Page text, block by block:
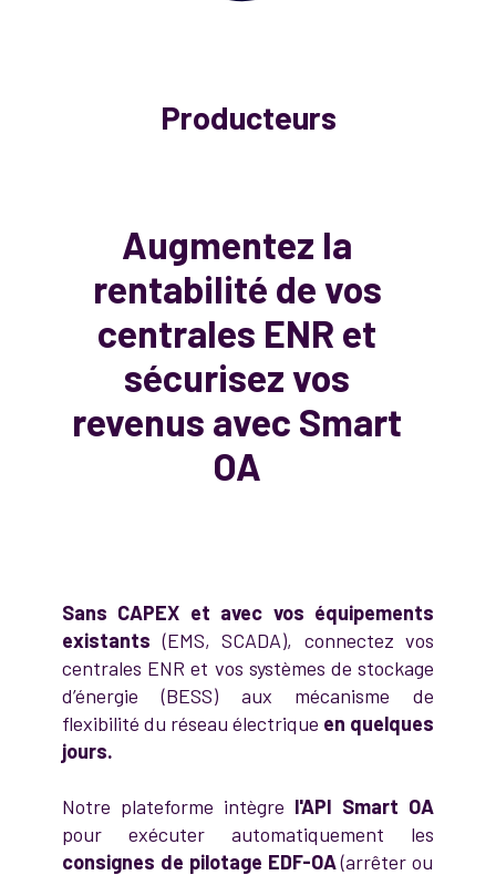
Producteurs
Augmentez la
rentabilité de vos
centrales ENR et
sécurisez vos
revenus avec Smart
OA
Sans CAPEX et avec vos équipements
existants(EMS, SCADA), connectez vos
centrales ENR et vos systèmes de stockage
d’énergie (BESS) aux mécanisme de
flexibilité du réseau électrique en quelques
jours.
Notre plateforme intègre l'API Smart OA
pour exécuter automatiquement les
consignes de pilotage EDF-OA(arrêter ou